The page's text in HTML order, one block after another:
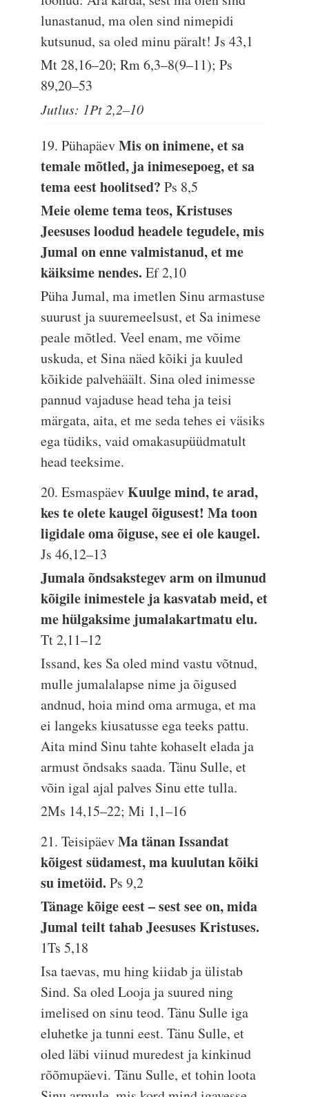
lunastanud, ma olen sind nimepidi
kutsunud, sa oled minu päralt!Js 43,1
Mt 28,16–20; Rm 6,3–8(9–11); Ps
89,20–53
Jutlus: 1Pt 2,2–10
19. PühapäevMis on inimene, et sa
temale mõtled, ja inimesepoeg, et sa
tema eest hoolitsed?Ps 8,5
Meie oleme tema teos, Kristuses
Jeesuses loodud headele tegudele, mis
Jumal on enne valmistanud, et me
käiksime nendes.Ef 2,10
Püha Jumal, ma imetlen Sinu armastuse
suurust ja suuremeelsust, et Sa inimese
peale mõtled. Veel enam, me võime
uskuda, et Sina näed kõiki ja kuuled
kõikide palvehäält. Sina oled inimesse
pannud vajaduse head teha ja teisi
märgata, aita, et me seda tehes ei väsiks
ega tüdiks, vaid omakasupüüdmatult
head teeksime.
20. EsmaspäevKuulge mind, te arad,
kes te olete kaugel õigusest! Ma toon
ligidale oma õiguse, see ei ole kaugel.
Js 46,12–13
Jumala õndsakstegev arm on ilmunud
kõigile inimestele ja kasvatab meid, et
me hülgaksime jumalakartmatu elu.
Tt 2,11–12
Issand, kes Sa oled mind vastu võtnud,
mulle jumalalapse nime ja õigused
andnud, hoia mind oma armuga, et ma
ei langeks kiusatusse ega teeks pattu.
Aita mind Sinu tahte kohaselt elada ja
armust õndsaks saada. Tänu Sulle, et
võin igal ajal palves Sinu ette tulla.
2Ms 14,15–22; Mi 1,1–16
21. TeisipäevMa tänan Issandat
kõigest südamest, ma kuulutan kõiki
su imetöid.Ps 9,2
Tänage kõige eest – sest see on, mida
Jumal teilt tahab Jeesuses Kristuses.
1Ts 5,18
Isa taevas, mu hing kiidab ja ülistab
Sind. Sa oled Looja ja suured ning
imelised on sinu teod. Tänu Sulle iga
eluhetke ja tunni eest. Tänu Sulle, et
oled läbi viinud muredest ja kinkinud
rõõmupäevi. Tänu Sulle, et tohin loota